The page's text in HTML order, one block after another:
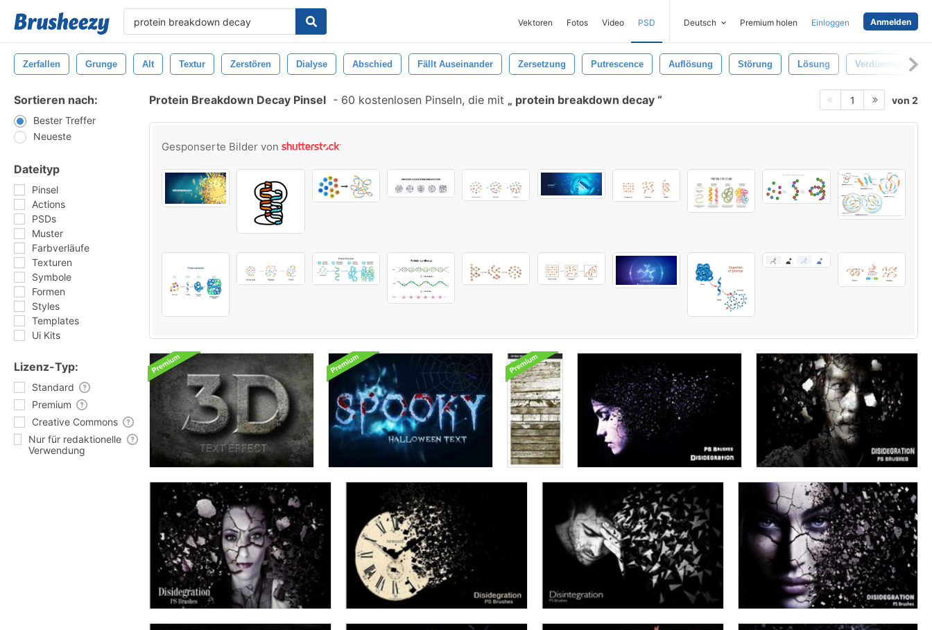
Vektoren Fotos Video PSD Deutsch Premium holen Einloggen Anmelden
Zerfallen Grunge Alt Textur Zerstören Dialyse Abschied Fällt Auseinander Zersetzung Putrescence Auflösung Störung Lösung Verdünnung
Sortieren nach:
Bester Treffer
Neueste
Dateityp
Pinsel
Actions
PSDs
Muster
Farbverläufe
Texturen
Symbole
Formen
Styles
Templates
Ui Kits
Lizenz-Typ:
Standard
Premium
Creative Commons
Nur für redaktionelle
Verwendung
Protein Breakdown Decay Pinsel - 60 kostenlosen Pinseln, die mit protein breakdown decay 1 von 2
Gesponserte Bilder von